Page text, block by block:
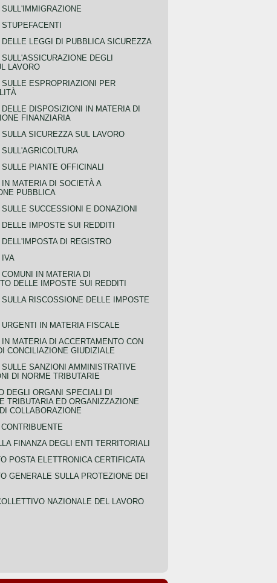
LEGGI DI PUBBLICA SICUREZZA
DEGLI
LAVORO
ESPROPRIAZIONI PER
DISPOSIZIONI IN MATERIA DI
FINANZIARIA
SICUREZZA SUL LAVORO
PIANTE OFFICINALI
MATERIA DI SOCIETÀ A
PUBBLICA
SUCCESSIONI E DONAZIONI
IMPOSTE SUI REDDITI
DI REGISTRO
IVA
IN MATERIA DI
DELLE IMPOSTE SUI REDDITI
RISCOSSIONE DELLE IMPOSTE
IN MATERIA FISCALE
MATERIA DI ACCERTAMENTO CON
CONCILIAZIONE GIUDIZIALE
SANZIONI AMMINISTRATIVE
DI NORME TRIBUTARIE
DEGLI ORGANI SPECIALI DI
TRIBUTARIA ED ORGANIZZAZIONE
COLLABORAZIONE
FINANZA DEGLI ENTI TERRITORIALI
POSTA ELETTRONICA CERTIFICATA
GENERALE SULLA PROTEZIONE DEI
NAZIONALE DEL LAVORO